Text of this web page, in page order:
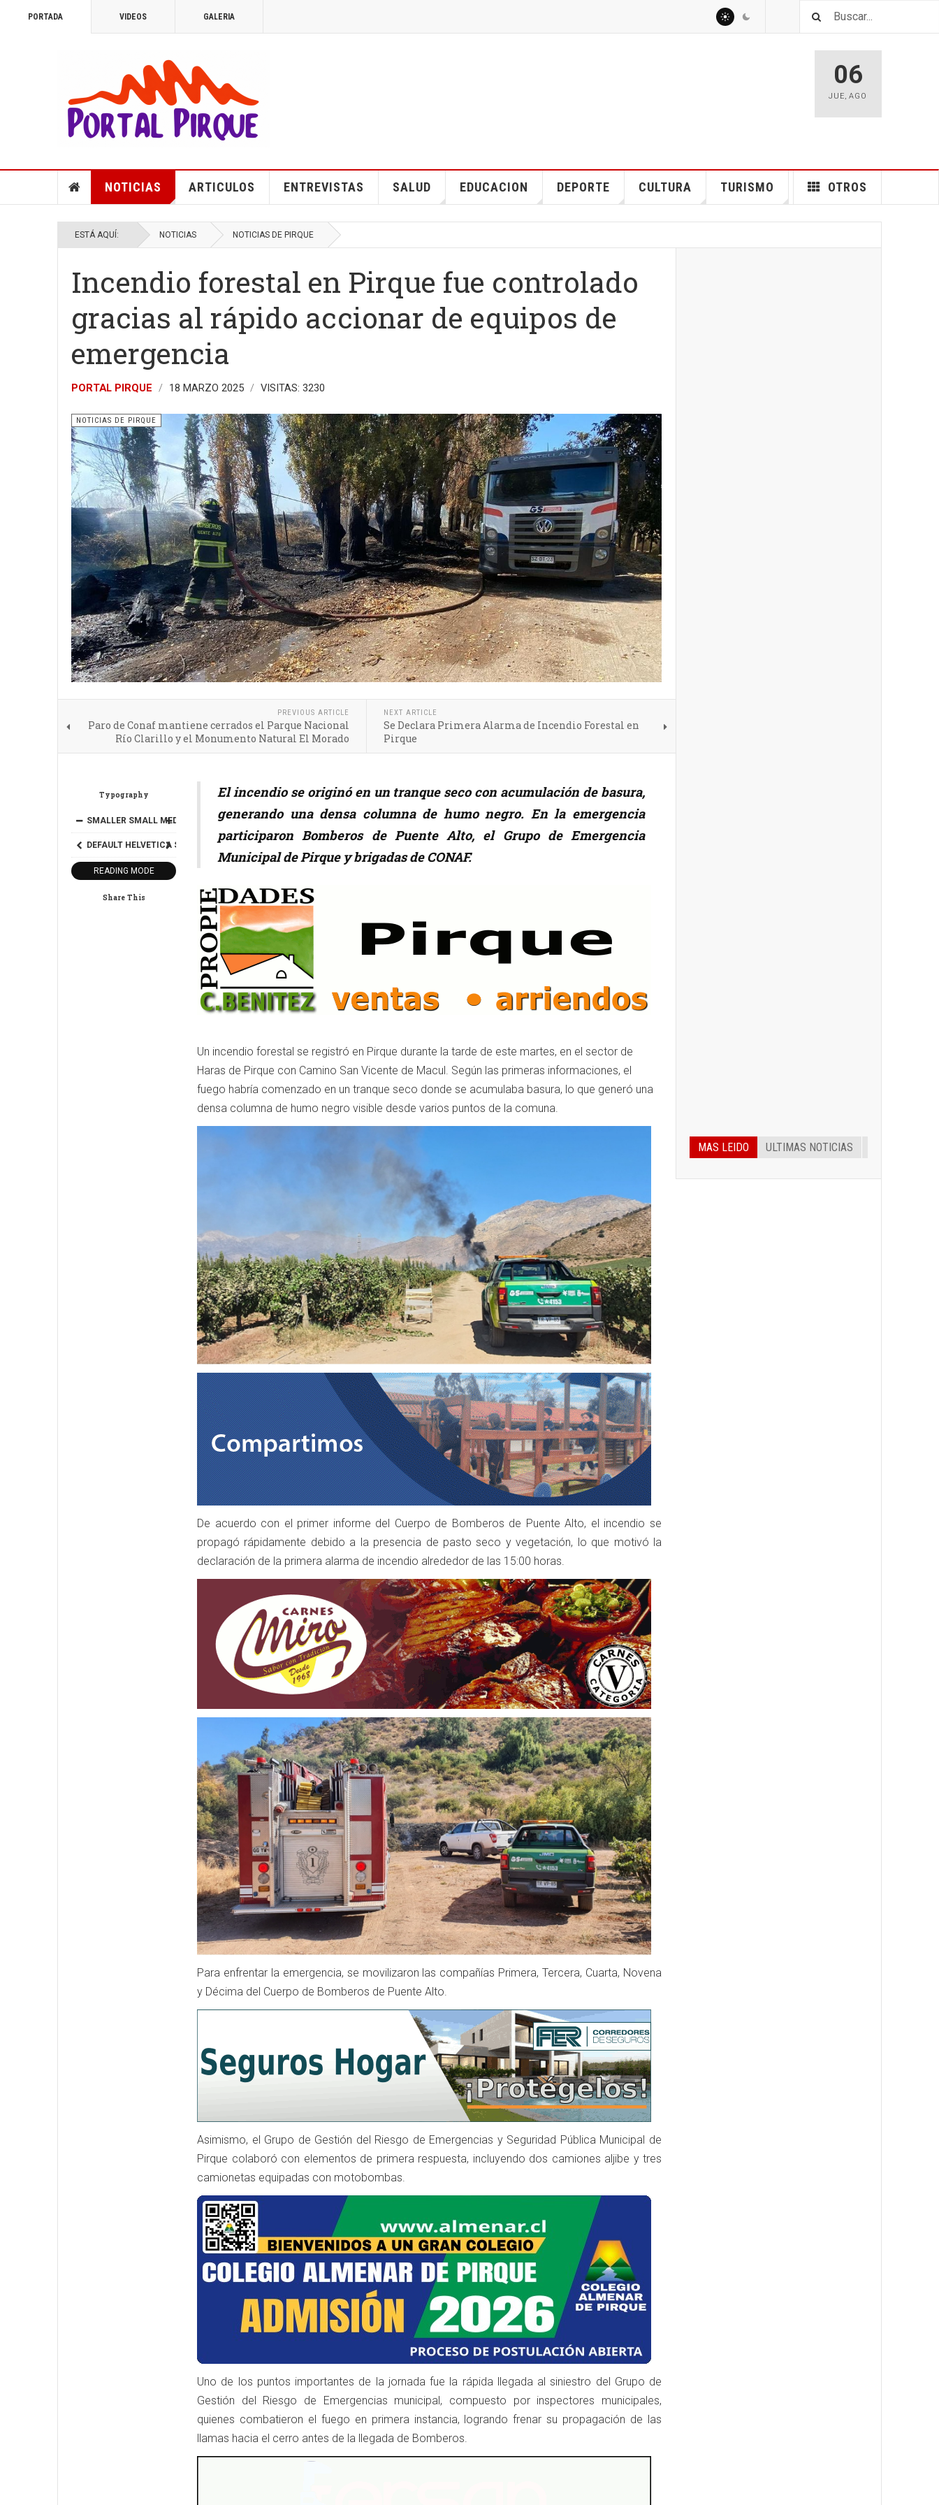
PORTADA VIDEOS GALERIA
06
JUE,AGO
NOTICIAS ARTICULOS ENTREVISTAS SALUD EDUCACION DEPORTE CULTURA TURISMO OTROS
ESTÁ AQUÍ: NOTICIAS NOTICIAS DE PIRQUE
Incendio forestal en Pirque fue controlado
gracias al rápido accionar de equipos de
emergencia
PORTAL PIRQUE 18 MARZO 2025 VISITAS: 3230
NOTICIAS DE PIRQUE
PREVIOUS ARTICLE
Paro de Conaf mantiene cerrados el Parque Nacional
Río Clarillo y el Monumento Natural El Morado
NEXT ARTICLE
Se Declara Primera Alarma de Incendio Forestal en
Pirque
Typography
SMALLER SMALL MEDIUM BIGGER
DEFAULT HELVETICA SEGOE GEORGIA TIMES
READING MODE
Share This
El incendio se originó en un tranque seco con acumulación de basura,
generando una densa columna de humo negro. En la emergencia
participaron Bomberos de Puente Alto, el Grupo de Emergencia
Municipal de Pirque y brigadas de CONAF.
Un incendio forestal se registró en Pirque durante la tarde de este martes, en el sector de
Haras de Pirque con Camino San Vicente de Macul. Según las primeras informaciones, el
fuego habría comenzado en un tranque seco donde se acumulaba basura, lo que generó una
densa columna de humo negro visible desde varios puntos de la comuna.
De acuerdo con el primer informe del Cuerpo de Bomberos de Puente Alto, el incendio se
propagó rápidamente debido a la presencia de pasto seco y vegetación, lo que motivó la
declaración de la primera alarma de incendio alrededor de las 15:00 horas.
Para enfrentar la emergencia, se movilizaron las compañías Primera, Tercera, Cuarta, Novena
y Décima del Cuerpo de Bomberos de Puente Alto.
Asimismo, el Grupo de Gestión del Riesgo de Emergencias y Seguridad Pública Municipal de
Pirque colaboró con elementos de primera respuesta, incluyendo dos camiones aljibe y tres
camionetas equipadas con motobombas.
Uno de los puntos importantes de la jornada fue la rápida llegada al siniestro del Grupo de
Gestión del Riesgo de Emergencias municipal, compuesto por inspectores municipales,
quienes combatieron el fuego en primera instancia, logrando frenar su propagación de las
llamas hacia el cerro antes de la llegada de Bomberos.
MAS LEIDO ULTIMAS NOTICIAS